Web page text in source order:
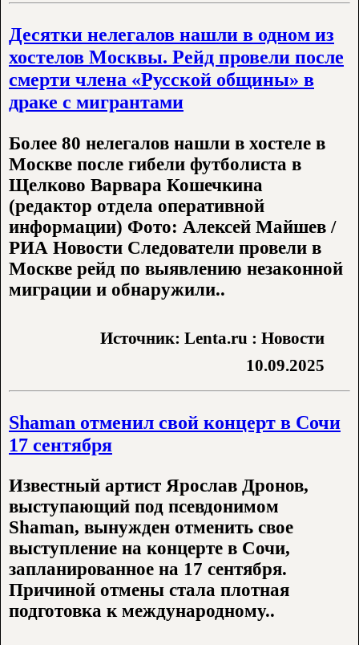
Десятки нелегалов нашли в одном из
хостелов Москвы. Рейд провели после
смерти члена «Русской общины» в
драке с мигрантами
Более 80 нелегалов нашли в хостеле в
Москве после гибели футболиста в
Щелково Варвара Кошечкина
(редактор отдела оперативной
информации) Фото: Алексей Майшев /
РИА Новости Следователи провели в
Москве рейд по выявлению незаконной
миграции и обнаружили..
Источник: Lenta.ru : Новости
10.09.2025
Shaman отменил свой концерт в Сочи
17 сентября
Известный артист Ярослав Дронов,
выступающий под псевдонимом
Shaman, вынужден отменить свое
выступление на концерте в Сочи,
запланированное на 17 сентября.
Причиной отмены стала плотная
подготовка к международному..